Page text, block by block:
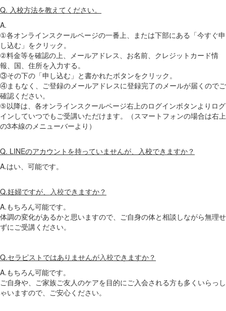
Q. 入校方法を教えてください。
A.
①各オンラインスクールページの一番上、または下部にある「今すぐ申
し込む」をクリック。
②料金等を確認の上、メールアドレス、お名前、クレジットカード情
報、国、住所を入力する。
③その下の「申し込む」と書かれたボタンをクリック。
④まもなく、ご登録のメールアドレスに登録完了のメールが届くのでご
確認ください。
⑤以降は、各オンラインスクールページ右上のログインボタンよりログ
インしていつでもご受講いただけます。（スマートフォンの場合は右上
の3本線のメニューバーより）
Q. LINEのアカウントを持っていませんが、入校できますか？
A.はい、可能です。
Q.妊婦ですが、 入校できますか？
A.もちろん可能です。
体調の変化があるかと思いますので、ご自身の体と相談しながら無理せ
ずにご受講ください。
Q.セラピストではありませんが入校できますか？
A.もちろん可能です。
ご自身や、ご家族ご友人のケアを目的にご入会される方も多くいらっし
ゃいますので、ご安心ください。